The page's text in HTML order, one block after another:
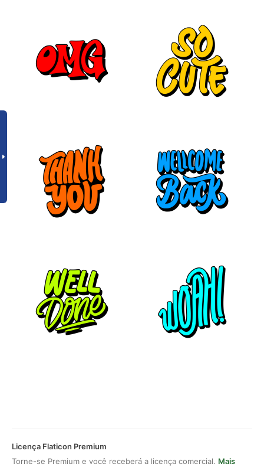
Licença Flaticon Premium
Torne-se Premium e você receberá a licença comercial. Mais